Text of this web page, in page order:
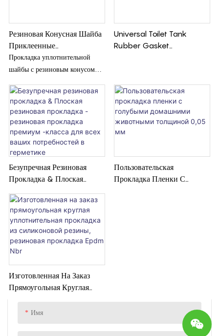
Имя
Резиновая Конусная Шайба
Приклеенные
Уплотнительные Шайбы
Прокладка
Прокладка уплотнительной
шайбы с резиновым конусом
уплотнительной шайбы, в
которой имеется приклеенный
резиновый конус посередине,
что обеспечивает безопасное и
надежное уплотнительное
решение для различных
применений. Резиновый конус
помогает создать плотное
уплотнение, предотвращая
утечки и обеспечивая прочное
и долговечное соединение.
Universal Toilet Tank
Rubber Gasket
Безупречная Резиновая
Прокладка & Плоская
Резиновая Прокладка
Премиум -класса Для Всех
Ваших Потребностей В
Герметике
Пользовательская
Прокладка Пленки С
Изготовленная На Заказ
Прямоугольная Круглая
Из Силиконовой Резины,